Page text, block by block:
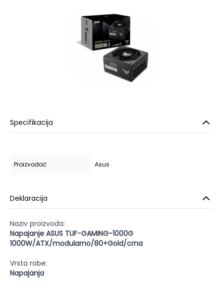
Specifikacija
Proizvođač Asus
Deklaracija
Naziv proizvoda:
Napajanje ASUS TUF-GAMING-1000G
1000W/ATX/modularno/80+Gold/crna
Vrsta robe:
Napajanja